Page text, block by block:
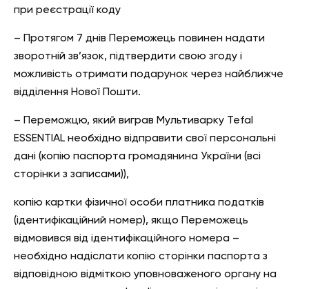
при реєстрації коду
– Протягом 7 днів Переможець повинен надати
зворотній зв’язок, підтвердити свою згоду і
можливість отримати подарунок через найближче
відділення Нової Пошти.
– Переможцю, який виграв Мультиварку Tefal
ESSENTIAL необхідно відправити свої персональні
дані (копію паспорта громадянина України (всі
сторінки з записами)),
копію картки фізичної особи платника податків
(ідентифікаційний номер), якщо Переможець
відмовився від ідентифікаційного номера –
необхідно надіслати копію сторінки паспорта з
відповідною відміткою уповноваженого органу на